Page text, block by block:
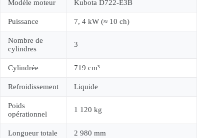
Modèle moteur Kubota D722-E3B
Puissance 7, 4 kW (≈ 10 ch)
Nombre de
cylindres
3
Cylindrée 719 cm³
Refroidissement Liquide
Poids
opérationnel
1 120 kg
Longueur totale 2 980 mm